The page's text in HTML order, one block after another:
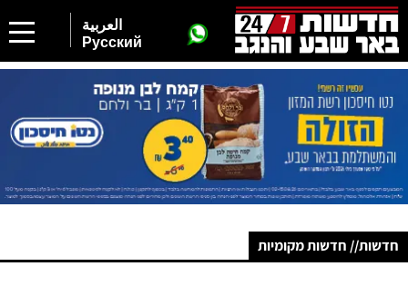
العربية
Русский
חדשות// חדשות מקומיות